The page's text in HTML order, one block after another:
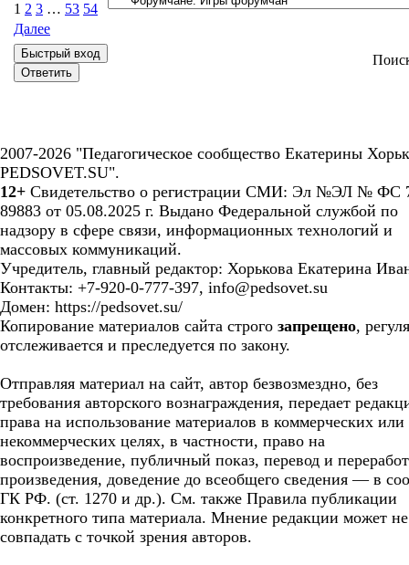
1 2 3 … 53 54
Далее
2007-2026 "Педагогическое сообщество Екатерины
PEDSOVET.SU".
12+ Свидетельство о регистрации СМИ: Эл №ЭЛ № ФС
89883 от 05.08.2025 г. Выдано Федеральной службой по
надзору в сфере связи, информационных технологий и
массовых коммуникаций.
Учредитель, главный редактор: Хорькова Екатерина
Контакты: +7-920-0-777-397, info@pedsovet.su
Домен: https://pedsovet.su/
Копирование материалов сайта строго запрещено,
отслеживается и преследуется по закону.
Отправляя материал на сайт, автор безвозмездно, без
требования авторского вознаграждения, передает
права на использование материалов в коммерческих или
некоммерческих целях, в частности, право на
воспроизведение, публичный показ, перевод и
произведения, доведение до всеобщего сведения — в
ГК РФ. (ст. 1270 и др.). См. также Правила публикации
конкретного типа материала. Мнение редакции может не
совпадать с точкой зрения авторов.